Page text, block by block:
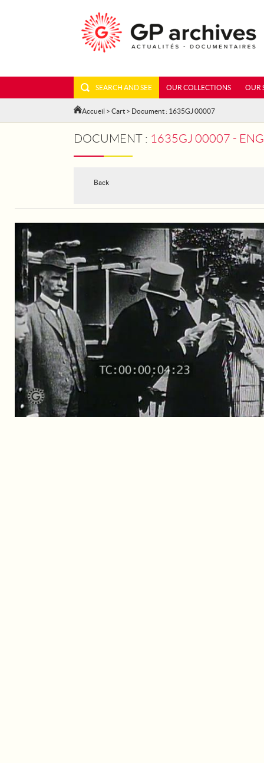
SEARCH AND SEE OUR COLLECTIONS OUR
Accueil > Cart > Document : 1635GJ 00007
DOCUMENT : 1635GJ 00007 -
Back